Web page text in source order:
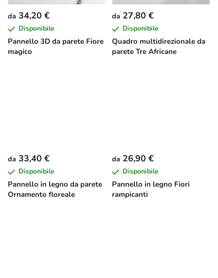
Pannello 3D da parete Fiore
magico
da 34,20 €
Disponibile
Quadro multidirezionale da
parete Tre Africane
da 27,80 €
Disponibile
Pannello in legno da parete
Ornamento floreale
da 33,40 €
Disponibile
Pannello in legno Fiori
rampicanti
da 26,90 €
Disponibile